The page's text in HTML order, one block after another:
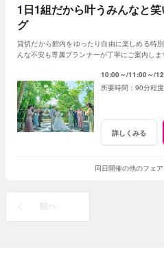
1日1組だから叶うみんなと
グ
貸切だから館内をゆったり自由に楽しめる特
んな不安も専属プランナーが丁寧にご案内し
10:00～ 11:00～
90分程度
詳しくみる
同日開催の他のフェ
前へ